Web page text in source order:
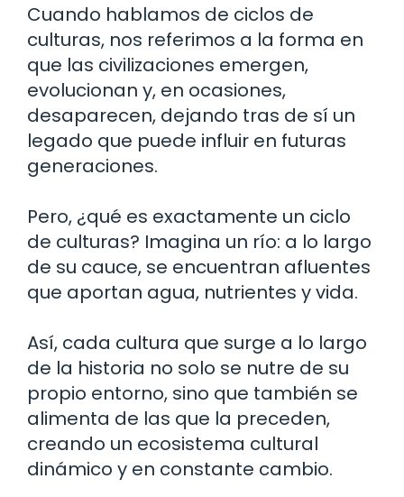
Cuando hablamos de ciclos de
culturas, nos referimos a la forma en
que las civilizaciones emergen,
evolucionan y, en ocasiones,
desaparecen, dejando tras de sí un
legado que puede influir en futuras
generaciones.
Pero, ¿qué es exactamente un ciclo
de culturas? Imagina un río: a lo largo
de su cauce, se encuentran afluentes
que aportan agua, nutrientes y vida.
Así, cada cultura que surge a lo largo
de la historia no solo se nutre de su
propio entorno, sino que también se
alimenta de las que la preceden,
creando un ecosistema cultural
dinámico y en constante cambio.